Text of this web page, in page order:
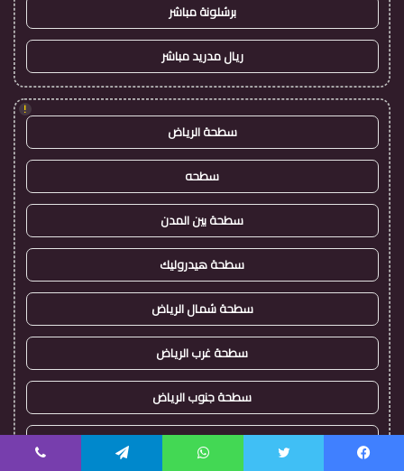
برشلونة مباشر
ريال مدريد مباشر
!
سطحة الرياض
سطحه
سطحة بين المدن
سطحة هيدروليك
سطحة شمال الرياض
سطحة غرب الرياض
سطحة جنوب الرياض
اقرب سطحة